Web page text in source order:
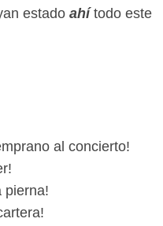
estado ahítodo este
al concierto!
pierna!